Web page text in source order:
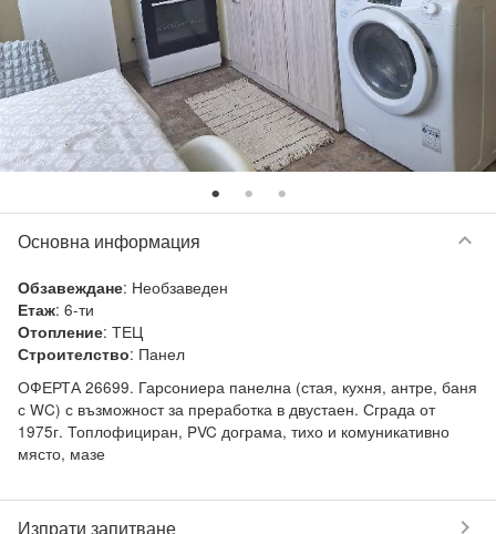
Основна информация keyboard_arrow_down
Обзавеждане: Необзаведен
Етаж: 6-ти
Отопление: ТЕЦ
Строителство: Панел
ОФЕРТА 26699. Гарсониера панелна (стая, кухня, антре, баня
с WC) с възможност за преработка в двустаен. Сграда от
1975г. Топлофициран, PVC дограма, тихо и комуникативно
място, мазе
Изпрати запитване chevron_right